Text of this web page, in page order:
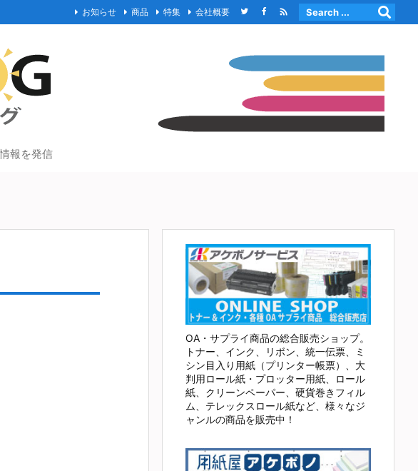
お知らせ 商品 特集 会社概要 
報を発信
OA・サプライ商品の総合販売ショップ。
トナー、インク、リボン、統一伝票、ミ
シン目入り用紙（プリンター帳票）、大
判用ロール紙・プロッター用紙、ロール
紙、クリーンペーパー、硬貨巻きフィル
ム、テレックスロール紙など、様々なジ
ャンルの商品を販売中！